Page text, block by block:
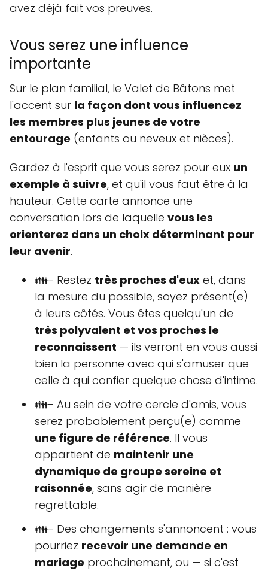
avez déjà fait vos preuves.
Vous serez une influence
importante
Sur le plan familial, le Valet de Bâtons met
l'accent sur la façon dont vous influencez
les membres plus jeunes de votre
entourage (enfants ou neveux et nièces).
Gardez à l'esprit que vous serez pour eux un
exemple à suivre, et qu'il vous faut être à la
hauteur. Cette carte annonce une
conversation lors de laquelle vous les
orienterez dans un choix déterminant pour
leur avenir.
👪- Restez très proches d'eux et, dans
la mesure du possible, soyez présent(e)
à leurs côtés. Vous êtes quelqu'un de
très polyvalent et vos proches le
reconnaissent — ils verront en vous aussi
bien la personne avec qui s'amuser que
celle à qui confier quelque chose d'intime.
👪- Au sein de votre cercle d'amis, vous
serez probablement perçu(e) comme
une figure de référence. Il vous
appartient de maintenir une
dynamique de groupe sereine et
raisonnée, sans agir de manière
regrettable.
👪- Des changements s'annoncent : vous
pourriez recevoir une demande en
mariage prochainement, ou — si c'est